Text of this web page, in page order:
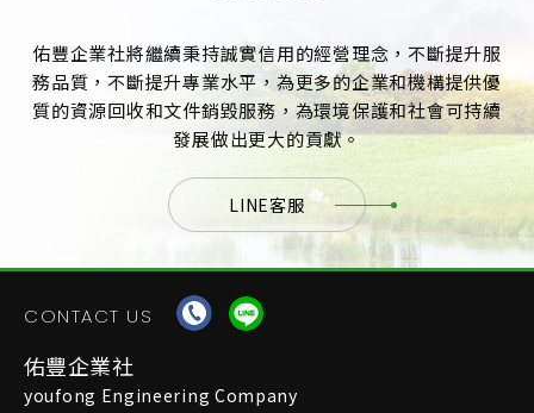
佑豐企業社將繼續秉持誠實信用的經營理念，不斷提升服
務品質，不斷提升專業水平，為更多的企業和機構提供優
質的資源回收和文件銷毀服務，為環境保護和社會可持續
發展做出更大的貢獻。
LINE客服
CONTACT US
佑豐企業社
youfong Engineering Company